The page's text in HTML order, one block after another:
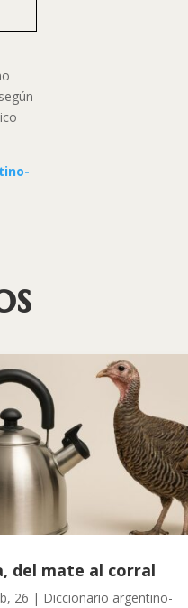
del mate al corral
26 | Diccionario argentino-